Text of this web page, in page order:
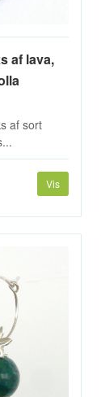
af lava,
af sort
Vis